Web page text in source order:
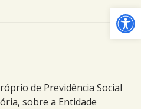
de Previdência Social
sobre a Entidade